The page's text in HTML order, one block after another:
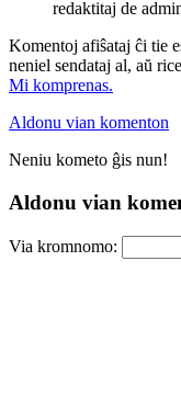
redaktitaj de
Komentoj afiŝataj ĉi tie
neniel sendataj al, aŭ
Mi komprenas.
Aldonu vian komenton
Neniu kometo ĝis nun!
Aldonu vian
Via kromnomo: